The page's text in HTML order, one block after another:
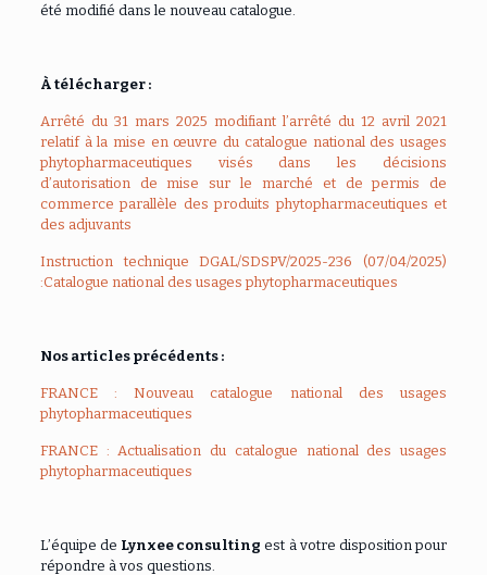
été modifié dans le nouveau catalogue.
À télécharger :
Arrêté du 31 mars 2025 modifiant l’arrêté du 12 avril 2021
relatif à la mise en œuvre du catalogue national des usages
phytopharmaceutiques visés dans les décisions
d’autorisation de mise sur le marché et de permis de
commerce parallèle des produits phytopharmaceutiques et
des adjuvants
Instruction technique DGAL/SDSPV/2025-236 (07/04/2025)
:Catalogue national des usages phytopharmaceutiques
Nos articles précédents :
FRANCE : Nouveau catalogue national des usages
phytopharmaceutiques
FRANCE : Actualisation du catalogue national des usages
phytopharmaceutiques
L’équipe de Lynxee consulting est à votre disposition pour
répondre à vos questions.